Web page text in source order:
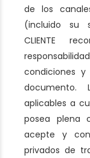
de los
(incluido su
CLIENTE
condiciones
documento.
aplicables a
posea plena
acepte y
privados de